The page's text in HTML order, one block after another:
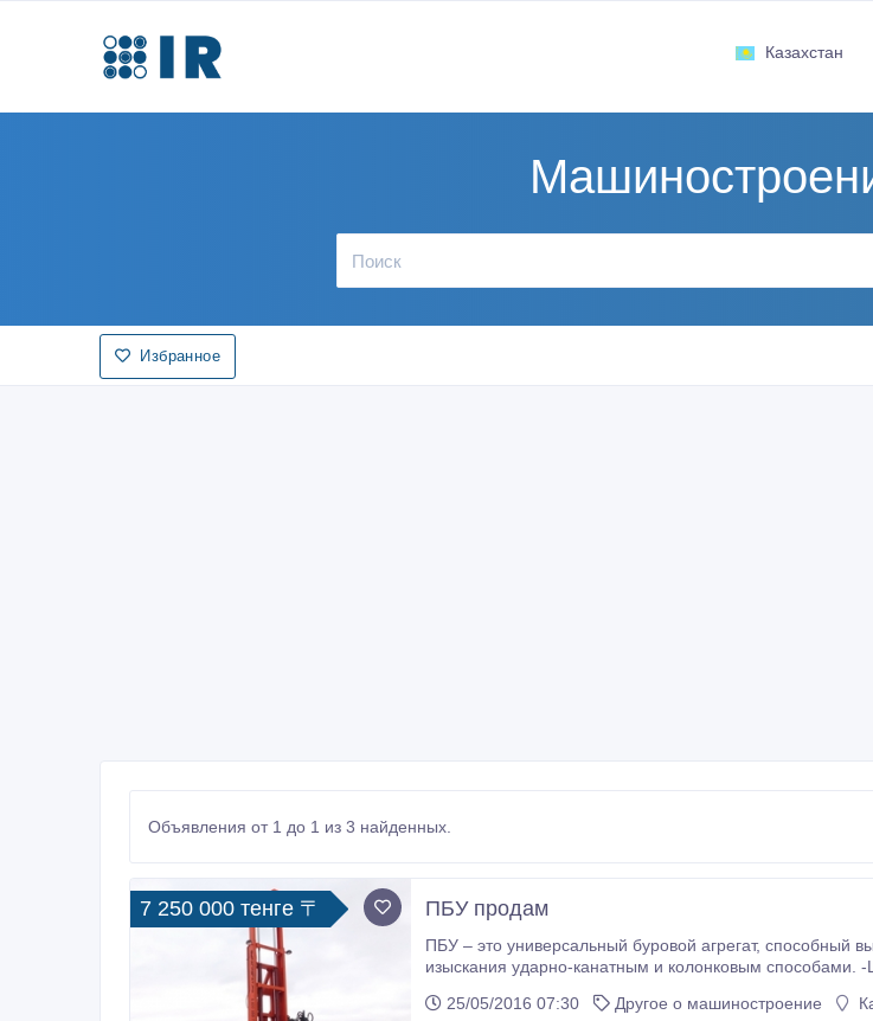
Казахстан
Избранное
Объявления от 1 до 1 из 3 найденных.
7 250 000 тенге 〒 ПБУ продам
ПБУ – это универсальный буровой агрегат, способный выполнять широкий спектр задач по бурению. -Инженерно-геологические
изыскания ударно-канатным и колонковым
м. 25/05/2016 07:30 Другое о машиностроение